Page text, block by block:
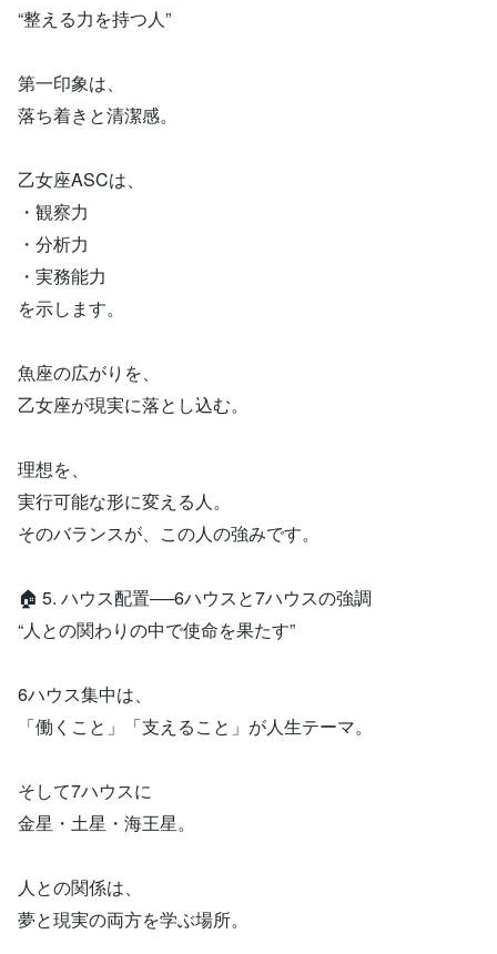
“整える力を持つ人”
第一印象は、
落ち着きと清潔感。
乙女座ASCは、
・観察力
・分析力
・実務能力
を示します。
魚座の広がりを、
乙女座が現実に落とし込む。
理想を、
実行可能な形に変える人。
そのバランスが、この人の強みです。
🏠 5. ハウス配置──6ハウスと7ハウスの強調
“人との関わりの中で使命を果たす”
6ハウス集中は、
「働くこと」「支えること」が人生テーマ。
そして7ハウスに
金星・土星・海王星。
人との関係は、
夢と現実の両方を学ぶ場所。